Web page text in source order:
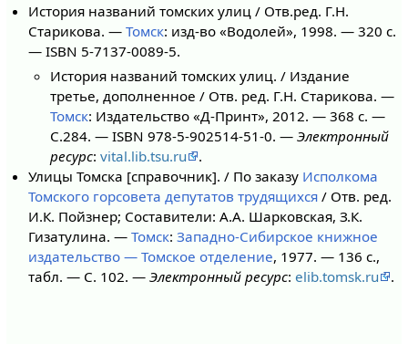
История названий томских улиц / Отв.ред. Г.Н.
Старикова. —Томск: изд-во «Водолей», 1998. — 320 с.
— ISBN 5-7137-0089-5.
История названий томских улиц. / Издание
третье, дополненное / Отв. ред. Г.Н. Старикова. —
Томск: Издательство «Д-Принт», 2012. — 368 с. —
С.284. — ISBN 978-5-902514-51-0. —Электронный
ресурс:vital.lib.tsu.ru
.
Улицы Томска [справочник]. / По заказу Исполкома
Томского горсовета депутатов трудящихся / Отв. ред.
И.К. Пойзнер; Составители: А.А. Шарковская, З.К.
Гизатулина. —Томск:Западно-Сибирское книжное
издательство — Томское отделение, 1977. — 136 с.,
табл. — С. 102. —Электронный ресурс:elib.tomsk.ru .